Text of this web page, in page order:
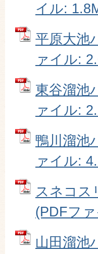
イル:
平原大池
ァイル:
東谷溜池
ァイル:
鴨川溜池
ァイル:
スネコ
(PDFフ
山田溜池